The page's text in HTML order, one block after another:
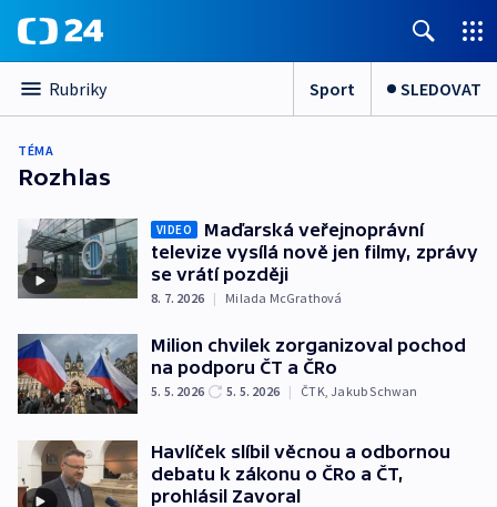
Rubriky Sport SLEDOVAT
TÉMA
Rozhlas
VIDEO
Maďarská veřejnoprávní
televize vysílá nově jen filmy, zprávy
se vrátí později
8. 7. 2026 | Milada McGrathová
Milion chvilek zorganizoval pochod
na podporu ČT a ČRo
5. 5. 2026 5. 5. 2026 | ČTK, Jakub Schwan
Havlíček slíbil věcnou a odbornou
debatu k zákonu o ČRo a ČT,
prohlásil Zavoral